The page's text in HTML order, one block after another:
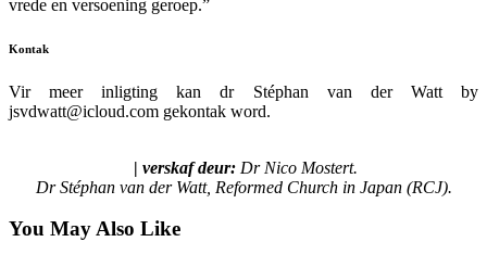
vrede en versoening geroep.”
Kontak
Vir meer inligting kan dr Stéphan van der Watt by
jsvdwatt@icloud.com gekontak word.
| verskafdeur: Dr Nico Mostert.
Dr Stéphan van der Watt, Reformed Church in Japan (RCJ).
You May Also Like